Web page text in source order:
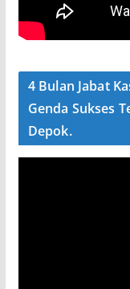
4 Bulan Jabat
Genda Sukses
Depok.